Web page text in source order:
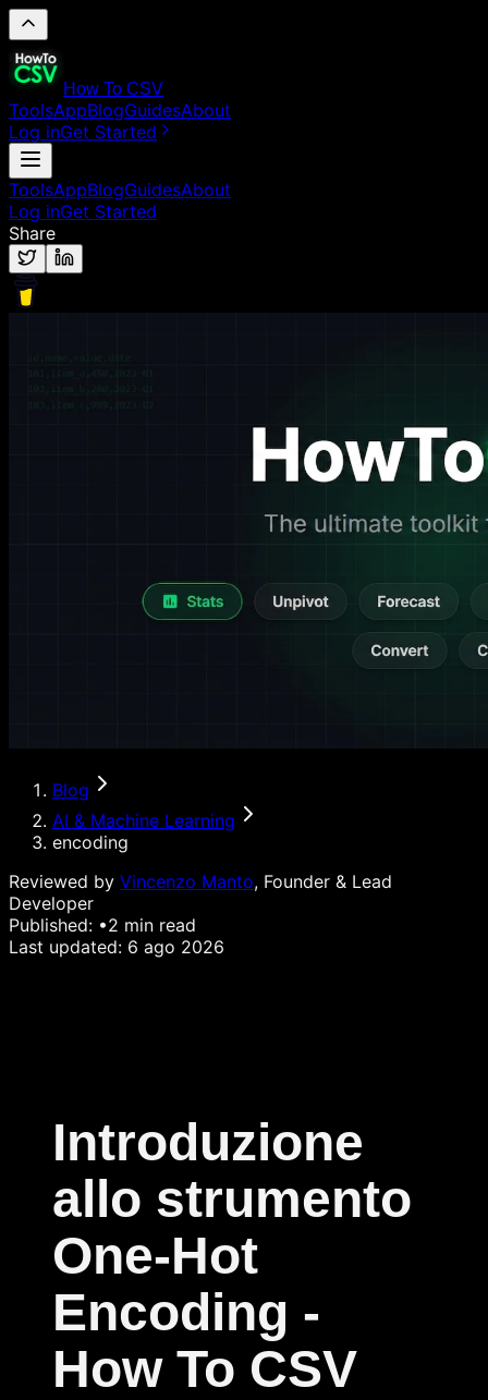
How To CSV
ToolsAppBlogGuidesAbout
Log inGet Started
ToolsAppBlogGuidesAbout
Log inGet Started
Share
Blog
AI & Machine Learning
encoding
Reviewed by Vincenzo Manto, Founder & Lead
Developer
Published: •2 min read
Last updated: 6 ago 2026
Introduzione
allo strumento
One-Hot
Encoding -
How To CSV